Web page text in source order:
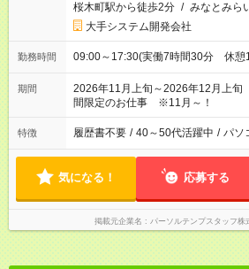
桜木町駅から徒歩2分 / みなとみら
大手システム開発会社
勤務時間 09:00～17:30(実働7時間30分 休憩
期間
2026年11月上旬～2026年12月上
間限定のお仕事 ※11月～！
特徴 履歴書不要 / 40～50代活躍中 / パソ
気になる！ 応募する
掲載元企業名 パーソルテンプスタッフ